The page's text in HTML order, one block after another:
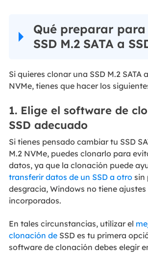
Qué preparar
SSD M.2 SATA a
Si quieres clonar una SSD M.2 SATA
NVMe, tienes que hacer los
1. Elige el software de
SSD adecuado
Si tienes pensado cambiar tu SSD
M.2 NVMe, puedes clonarlo para
datos, ya que la clonación puede
transferir datos de un SSD a otrosin
desgracia, Windows no tiene
incorporados.
En tales circunstancias, utilizar el
clonación deSSD es tu primera
software de clonación debes elegir